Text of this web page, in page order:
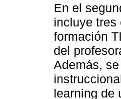
En el
incluye tres
formación
del
Además,
learning de